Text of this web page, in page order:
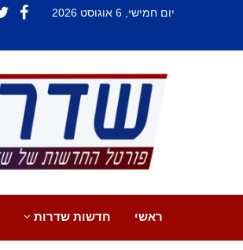
יום חמישי, 6 אוגוסט 2026
ראשי חדשות שדרות